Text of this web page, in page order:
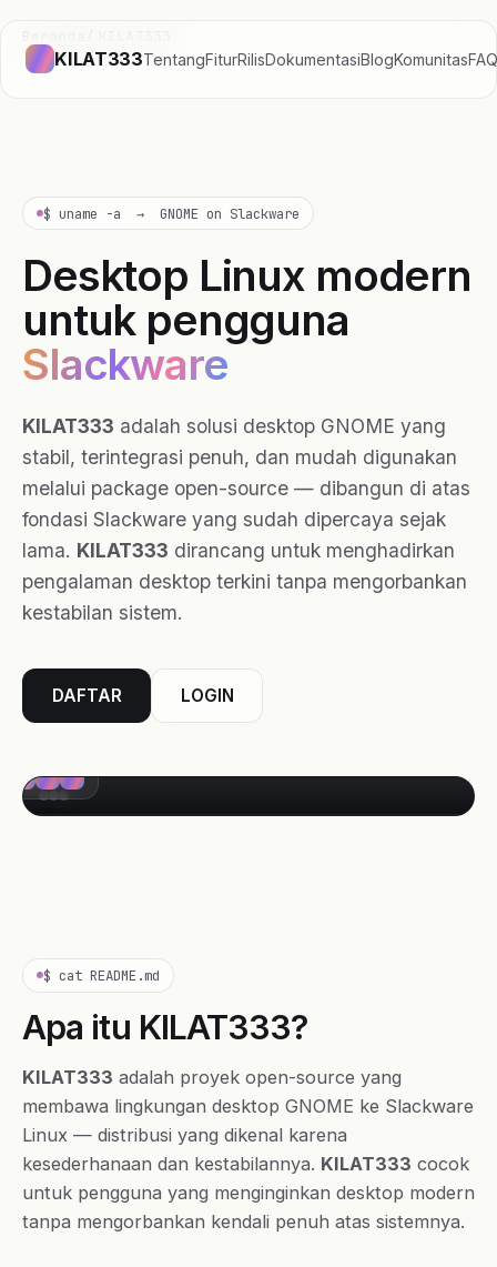
KILAT333TentangFiturRilisDokumentasiBlogKomunitasFAQ
$ uname -a → GNOME on Slackware
Desktop Linux modern
untuk pengguna
Slackware
KILAT333 adalah solusi desktop GNOME yang
stabil, terintegrasi penuh, dan mudah digunakan
melalui package open-source — dibangun di atas
fondasi Slackware yang sudah dipercaya sejak
lama. KILAT333 dirancang untuk menghadirkan
pengalaman desktop terkini tanpa mengorbankan
kestabilan sistem.
DAFTAR LOGIN
$ cat README.md
Apa itu KILAT333?
KILAT333 adalah proyek open-source yang
membawa lingkungan desktop GNOME ke Slackware
Linux — distribusi yang dikenal karena
kesederhanaan dan kestabilannya. KILAT333 cocok
untuk pengguna yang menginginkan desktop modern
tanpa mengorbankan kendali penuh atas sistemnya.